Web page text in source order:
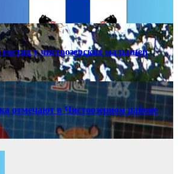
у чистоозерских малышей
отмечают в Чистоозерном районе